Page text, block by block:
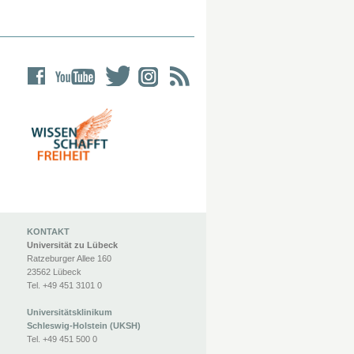
KONTAKT
Universität zu Lübeck
Ratzeburger Allee 160
23562 Lübeck
Tel. +49 451 3101 0
Universitätsklinikum
Schleswig-Holstein (UKSH)
Tel. +49 451 500 0